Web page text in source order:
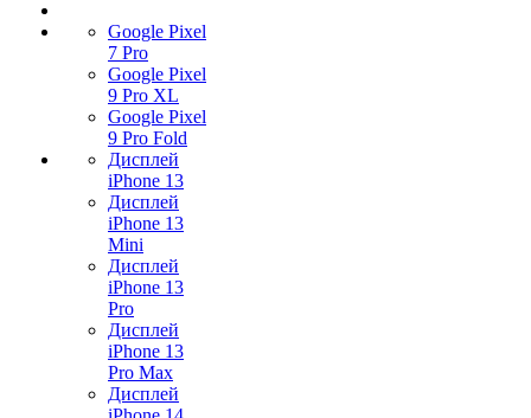
Google Pixel
7 Pro
Google Pixel
9 Pro XL
Google Pixel
9 Pro Fold
Дисплей
iPhone 13
Дисплей
iPhone 13
Mini
Дисплей
iPhone 13
Pro
Дисплей
iPhone 13
Pro Max
Дисплей